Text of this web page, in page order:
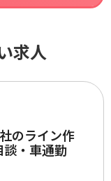
求人
のライン作
・車通勤